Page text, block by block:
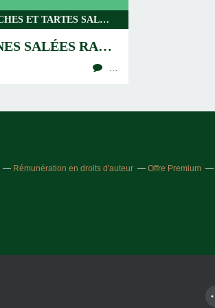
PIZZAS - QUICHES ET TARTES SALES, INDEX DES RECETTES SALEES LEGERES
TARTE FINES SALÉES RAPIDES ET LÉGÈRES
Rémunération en droits d'auteur Offre Premium